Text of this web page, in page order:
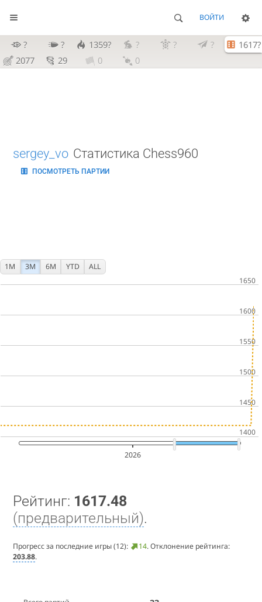
ВОЙТИ
? ? 1359? ? ? ?
1617?
2077
29 0 0
sergey_vo Статистика Chess960
ПОСМОТРЕТЬ ПАРТИИ
1M 3M 6M YTD ALL
2026
Рейтинг: 1617.48
(предварительный).
Прогресс за последние игры (12): 14. Отклонение рейтинга:
203.88.